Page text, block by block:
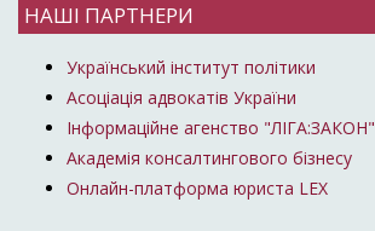
НАШІ ПАРТНЕРИ
Український інститут політики
Асоціація адвокатів України
Інформаційне агенство "ЛІГА:ЗАКОН"
Академія консалтингового бізнесу
Онлайн-платформа юриста LEX